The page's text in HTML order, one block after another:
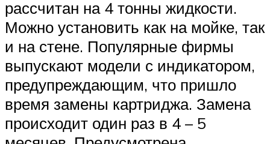
рассчитан на 4 тонны жидкости.
Можно установить как на мойке, так
и на стене. Популярные фирмы
выпускают модели с индикатором,
предупреждающим, что пришло
время замены картриджа. Замена
происходит один раз в 4 – 5